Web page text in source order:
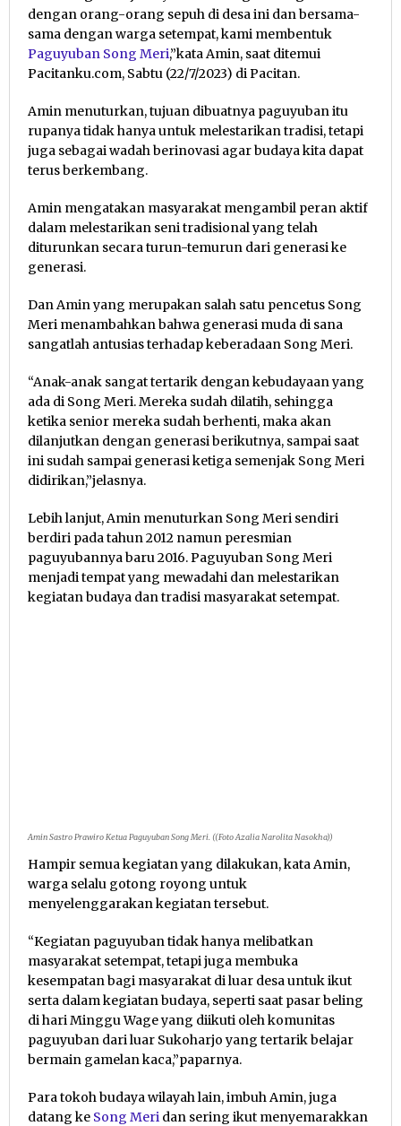
dengan orang-orang sepuh di desa ini dan bersama-
sama dengan warga setempat, kami membentuk
Paguyuban Song Meri,”kata Amin, saat ditemui
Pacitanku.com, Sabtu (22/7/2023) di Pacitan.
Amin menuturkan, tujuan dibuatnya paguyuban itu
rupanya tidak hanya untuk melestarikan tradisi, tetapi
juga sebagai wadah berinovasi agar budaya kita dapat
terus berkembang.
Amin mengatakan masyarakat mengambil peran aktif
dalam melestarikan seni tradisional yang telah
diturunkan secara turun-temurun dari generasi ke
generasi.
Dan Amin yang merupakan salah satu pencetus Song
Meri menambahkan bahwa generasi muda di sana
sangatlah antusias terhadap keberadaan Song Meri.
“Anak-anak sangat tertarik dengan kebudayaan yang
ada di Song Meri. Mereka sudah dilatih, sehingga
ketika senior mereka sudah berhenti, maka akan
dilanjutkan dengan generasi berikutnya, sampai saat
ini sudah sampai generasi ketiga semenjak Song Meri
didirikan,”jelasnya.
Lebih lanjut, Amin menuturkan Song Meri sendiri
berdiri pada tahun 2012 namun peresmian
paguyubannya baru 2016. Paguyuban Song Meri
menjadi tempat yang mewadahi dan melestarikan
kegiatan budaya dan tradisi masyarakat setempat.
Amin Sastro Prawiro Ketua Paguyuban Song Meri. ((Foto Azalia Narolita Nasokha))
Hampir semua kegiatan yang dilakukan, kata Amin,
warga selalu gotong royong untuk
menyelenggarakan kegiatan tersebut.
“Kegiatan paguyuban tidak hanya melibatkan
masyarakat setempat, tetapi juga membuka
kesempatan bagi masyarakat di luar desa untuk ikut
serta dalam kegiatan budaya, seperti saat pasar beling
di hari Minggu Wage yang diikuti oleh komunitas
paguyuban dari luar Sukoharjo yang tertarik belajar
bermain gamelan kaca,”paparnya.
Para tokoh budaya wilayah lain, imbuh Amin, juga
datang ke Song Meri dan sering ikut menyemarakkan